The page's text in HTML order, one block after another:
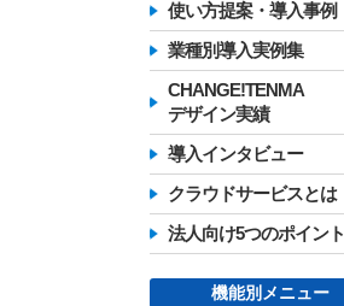
使い方提案・導入事例
業種別導入実例集
CHANGE!TENMA
デザイン実績
導入インタビュー
クラウドサービスとは
法人向け5つのポイント
機能別メニュー